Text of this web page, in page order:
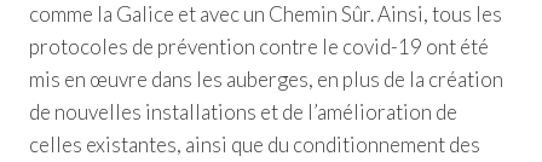
comme la Galice et avec un Chemin Sûr. Ainsi, tous les
protocoles de prévention contre le covid-19 ont été
mis en œuvre dans les auberges, en plus de la création
de nouvelles installations et de l’amélioration de
celles existantes, ainsi que du conditionnement des